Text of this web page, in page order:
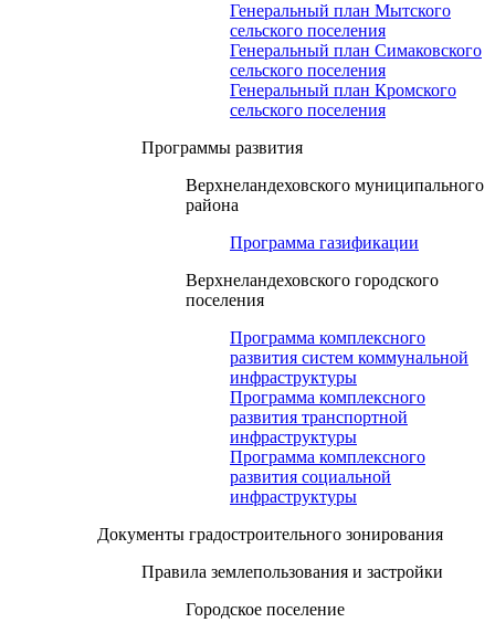
Генеральный план Мытского
сельского поселения
Генеральный план Симаковского
сельского поселения
Генеральный план Кромского
сельского поселения
Программы развития
Верхнеландеховского муниципального
района
Программа газификации
Верхнеландеховского городского
поселения
Программа комплексного
развития систем коммунальной
инфраструктуры
Программа комплексного
развития транспортной
инфраструктуры
Программа комплексного
развития социальной
инфраструктуры
Документы градостроительного зонирования
Правила землепользования и застройки
Городское поселение